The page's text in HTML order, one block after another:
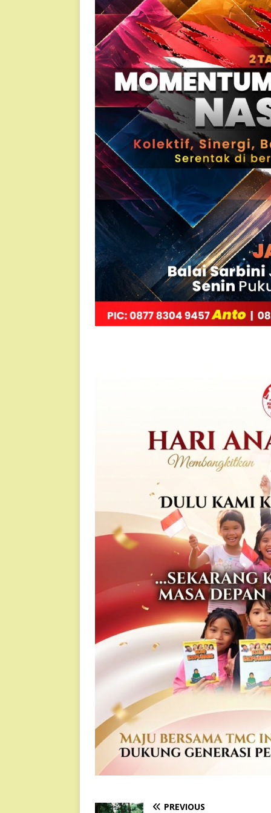
PREVIOUS